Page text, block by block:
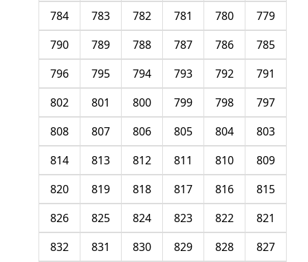
779
780
781
782
783
784
785
786
787
788
789
790
791
792
793
794
795
796
797
798
799
800
801
802
803
804
805
806
807
808
809
810
811
812
813
814
815
816
817
818
819
820
821
822
823
824
825
826
827
828
829
830
831
832